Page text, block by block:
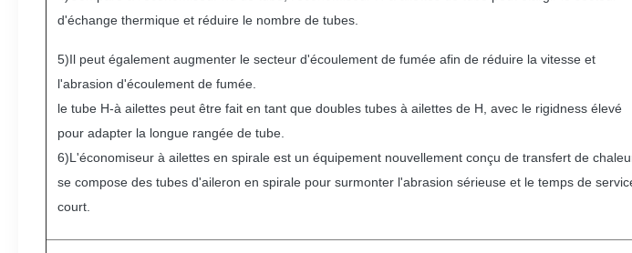
d'échange thermique et réduire le nombre de tubes.
5)Il peut également augmenter le secteur d'écoulement de fumée afin de réduire la vitesse et
l'abrasion d'écoulement de fumée.
le tube H-à ailettes peut être fait en tant que doubles tubes à ailettes de H, avec le rigidness élevé
pour adapter la longue rangée de tube.
6)L'économiseur à ailettes en spirale est un équipement nouvellement conçu de transfert de
se compose des tubes d'aileron en spirale pour surmonter l'abrasion sérieuse et le temps de
court.